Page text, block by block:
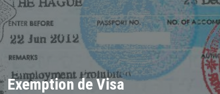
Exemption de Visa